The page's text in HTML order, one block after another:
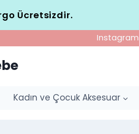
Ücretsizdir.
Instagram
Kadın ve Çocuk Aksesuar